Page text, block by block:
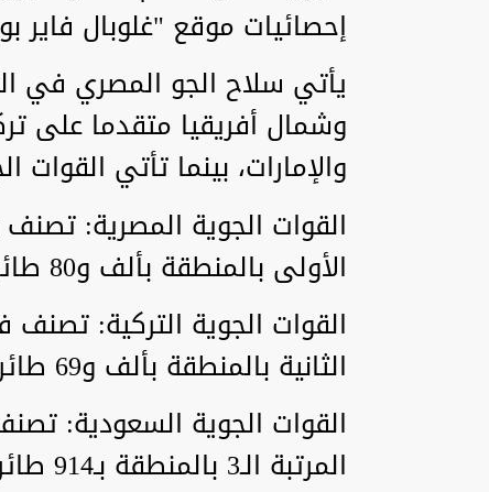
إحصائيات موقع "غلوبال فاير
يأتي سلاح الجو المصري في
وشمال أفريقيا متقدما على
والإمارات، بينما تأتي القوات
الأولى بالمنطقة بألف و80 طائرة حربية.
الثانية بالمنطقة بألف و69 طائرة حربية.
المرتبة الـ3 بالمنطقة بـ914 طائرة حربية.